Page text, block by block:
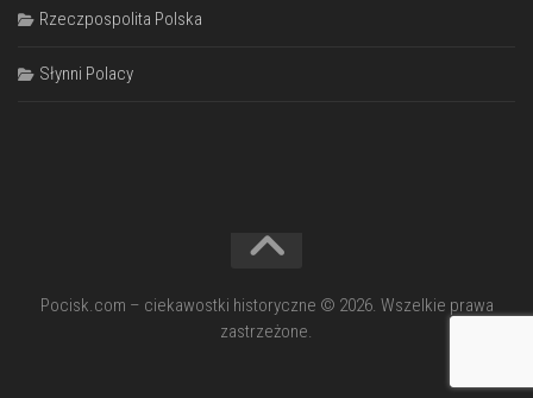
Rzeczpospolita Polska
Słynni Polacy
Pocisk.com – ciekawostki historyczne © 2026. Wszelkie prawa
zastrzeżone.